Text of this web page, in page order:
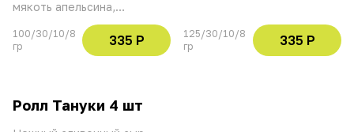
мякоть апельсина,
сливочный сыр,
маринованная редька,
паста кимчи, стружка
100/30/10/8
гр
335 Р
устричный, икра тобико,
кресс-салат, рисовые
125/30/10/8
гр
335 Р
Ролл Тануки 4 шт